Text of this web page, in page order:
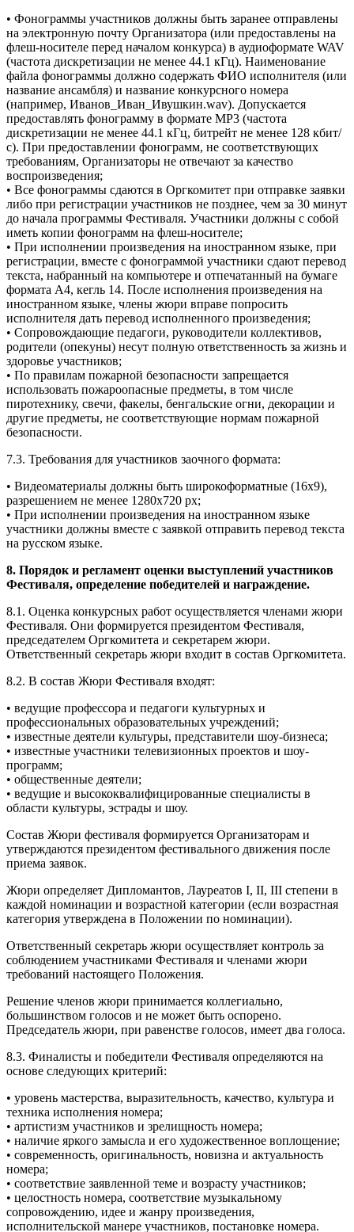
• Фонограммы участников должны быть заранее отправлены
на электронную почту Организатора (или предоставлены на
флеш-носителе перед началом конкурса) в аудиоформате WAV
(частота дискретизации не менее 44.1 кГц). Наименование
файла фонограммы должно содержать ФИО исполнителя (или
название ансамбля) и название конкурсного номера
(например, Иванов_Иван_Ивушкин.wav). Допускается
предоставлять фонограмму в формате МР3 (частота
дискретизации не менее 44.1 кГц, битрейт не менее 128 кбит/
с). При предоставлении фонограмм, не соответствующих
требованиям, Организаторы не отвечают за качество
воспроизведения;
• Все фонограммы сдаются в Оргкомитет при отправке заявки
либо при регистрации участников не позднее, чем за 30 минут
до начала программы Фестиваля. Участники должны с собой
иметь копии фонограмм на флеш-носителе;
• При исполнении произведения на иностранном языке, при
регистрации, вместе с фонограммой участники сдают перевод
текста, набранный на компьютере и отпечатанный на бумаге
формата А4, кегль 14. После исполнения произведения на
иностранном языке, члены жюри вправе попросить
исполнителя дать перевод исполненного произведения;
• Сопровождающие педагоги, руководители коллективов,
родители (опекуны) несут полную ответственность за жизнь и
здоровье участников;
• По правилам пожарной безопасности запрещается
использовать пожароопасные предметы, в том числе
пиротехнику, свечи, факелы, бенгальские огни, декорации и
другие предметы, не соответствующие нормам пожарной
безопасности.
7.3. Требования для участников заочного формата:
• Видеоматериалы должны быть широкоформатные (16х9),
разрешением не менее 1280x720 px;
• При исполнении произведения на иностранном языке
участники должны вместе с заявкой отправить перевод текста
на русском языке.
8. Порядок и регламент оценки выступлений участников
Фестиваля, определение победителей и награждение.
8.1. Оценка конкурсных работ осуществляется членами жюри
Фестиваля. Они формируется президентом Фестиваля,
председателем Оргкомитета и секретарем жюри.
Ответственный секретарь жюри входит в состав Оргкомитета.
8.2. В состав Жюри Фестиваля входят:
• ведущие профессора и педагоги культурных и
профессиональных образовательных учреждений;
• известные деятели культуры, представители шоу-бизнеса;
• известные участники телевизионных проектов и шоу-
программ;
• общественные деятели;
• ведущие и высококвалифицированные специалисты в
области культуры, эстрады и шоу.
Состав Жюри фестиваля формируется Организаторам и
утверждаются президентом фестивального движения после
приема заявок.
Жюри определяет Дипломантов, Лауреатов I, II, III степени в
каждой номинации и возрастной категории (если возрастная
категория утверждена в Положении по номинации).
Ответственный секретарь жюри осуществляет контроль за
соблюдением участниками Фестиваля и членами жюри
требований настоящего Положения.
Решение членов жюри принимается коллегиально,
большинством голосов и не может быть оспорено.
Председатель жюри, при равенстве голосов, имеет два голоса.
8.3. Финалисты и победители Фестиваля определяются на
основе следующих критерий:
• уровень мастерства, выразительность, качество, культура и
техника исполнения номера;
• артистизм участников и зрелищность номера;
• наличие яркого замысла и его художественное воплощение;
• современность, оригинальность, новизна и актуальность
номера;
• соответствие заявленной теме и возрасту участников;
• целостность номера, соответствие музыкальному
сопровождению, идее и жанру произведения,
исполнительской манере участников, постановке номера.